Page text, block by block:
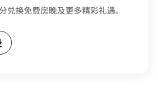
兑换免费房晚及更多精彩礼遇。